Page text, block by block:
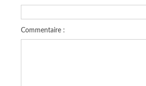
Commentaire :